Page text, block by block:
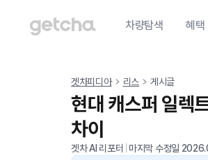
차량탐색 혜택
겟차피디아 리스 게시글
현대 캐스퍼 일렉
차이
겟차 AI 리포터 마지막 수정일